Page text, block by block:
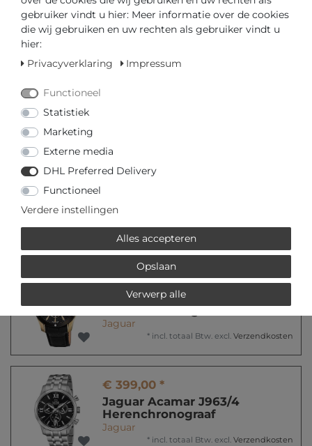
of
* incl. totaal Btw. excl.
MEHR VON JAGUAR
-25%
€ 337,50 *
armbandhorloge
Jaguar
€ 299,00 *
Jaguar Acamar J881/1 Heren
armbandhorloge
Jaguar
* incl. totaal Btw. excl. Verzendkosten
€ 399,00 *
Jaguar Acamar J963/4
Herenchronograaf
Jaguar
* incl. totaal Btw. excl. Verzendkosten
gebruiker vindt u hier: Meer informatie over de cookies
die wij gebruiken en uw rechten als gebruiker vindt u
hier:
Privacyverklaring
Impressum
Functioneel
Statistiek
Marketing
Externe media
DHL Preferred Delivery
Functioneel
Verdere instellingen
Alles accepteren
Opslaan
Verwerp alle